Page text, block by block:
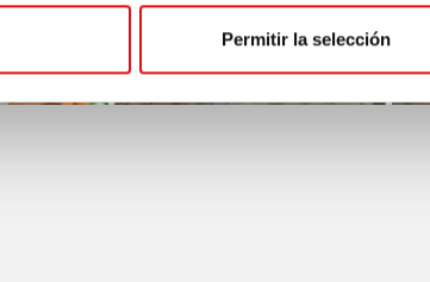
Permitir la selección